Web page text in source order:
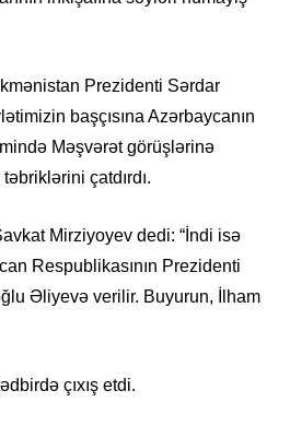
Prezidenti Sərdar
başçısına Azərbaycanın
Məşvərət görüşlərinə
çatdırdı.
Mirziyoyev dedi: “İndi isə
Respublikasının Prezidenti
Əliyevə verilir. Buyurun, İlham
çıxış etdi.